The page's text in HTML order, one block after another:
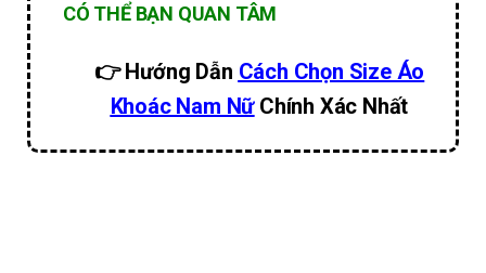
CÓ THỂ BẠN QUAN TÂM
👉Hướng Dẫn Cách Chọn Size Áo
Khoác Nam NữChính Xác Nhất